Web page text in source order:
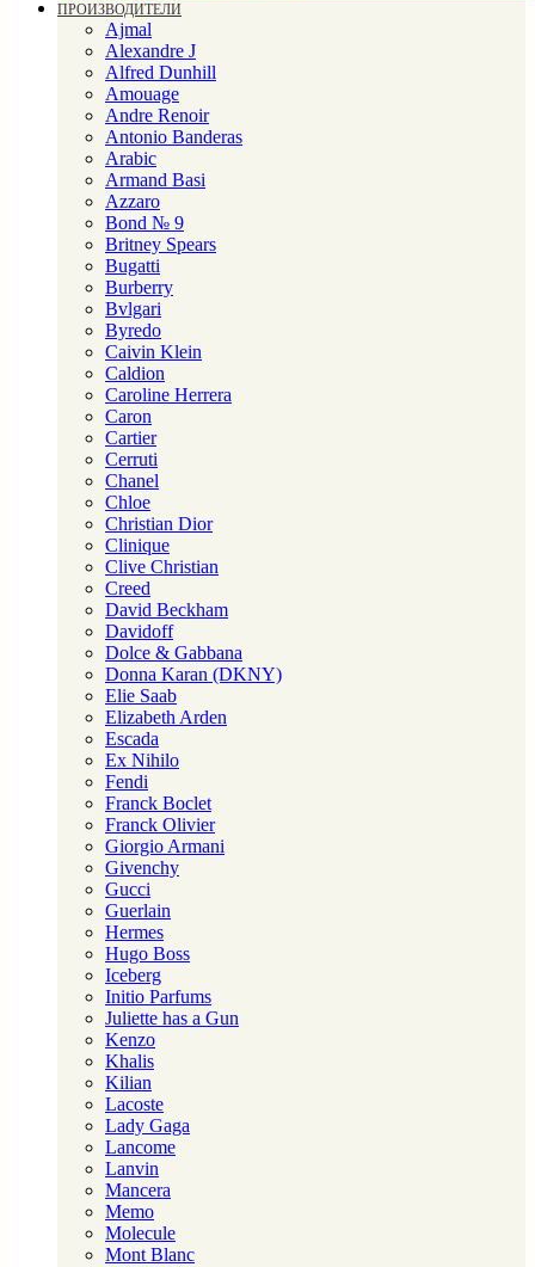
ПРОИЗВОДИТЕЛИ
Ajmal
Alexandre J
Alfred Dunhill
Amouage
Andre Renoir
Antonio Banderas
Arabic
Armand Basi
Azzaro
Bond № 9
Britney Spears
Bugatti
Burberry
Bvlgari
Byredo
Caivin Klein
Caldion
Caroline Herrera
Caron
Cartier
Cerruti
Chanel
Chloe
Christian Dior
Clinique
Clive Christian
Creed
David Beckham
Davidoff
Dolce & Gabbana
Donna Karan (DKNY)
Elie Saab
Elizabeth Arden
Escada
Ex Nihilo
Fendi
Franck Boclet
Franck Olivier
Giorgio Armani
Givenchy
Gucci
Guerlain
Hermes
Hugo Boss
Iceberg
Initio Parfums
Juliette has a Gun
Kenzo
Khalis
Kilian
Lacoste
Lady Gaga
Lancome
Lanvin
Mancera
Memo
Molecule
Mont Blanc